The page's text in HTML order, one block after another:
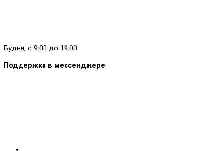
Будни, с 9:00 до 19:00
Поддержка в мессенджере